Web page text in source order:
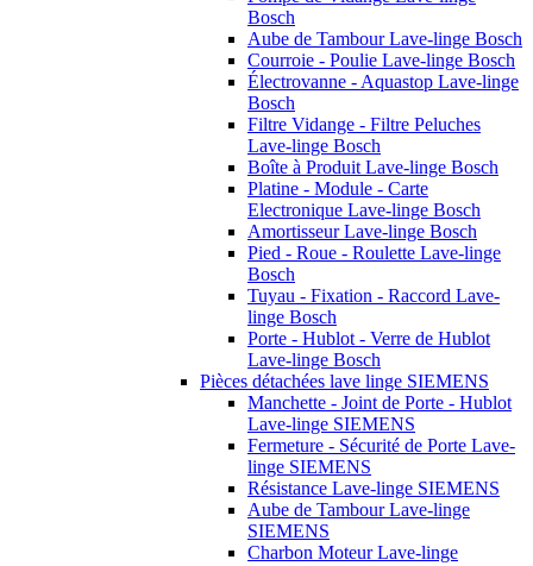
Bosch
Aube de Tambour Lave-linge Bosch
Courroie - Poulie Lave-linge Bosch
Électrovanne - Aquastop Lave-linge
Bosch
Filtre Vidange - Filtre Peluches
Lave-linge Bosch
Boîte à Produit Lave-linge Bosch
Platine - Module - Carte
Electronique Lave-linge Bosch
Amortisseur Lave-linge Bosch
Pied - Roue - Roulette Lave-linge
Bosch
Tuyau - Fixation - Raccord Lave-
linge Bosch
Porte - Hublot - Verre de Hublot
Lave-linge Bosch
Pièces détachées lave linge SIEMENS
Manchette - Joint de Porte - Hublot
Lave-linge SIEMENS
Fermeture - Sécurité de Porte Lave-
linge SIEMENS
Résistance Lave-linge SIEMENS
Aube de Tambour Lave-linge
SIEMENS
Charbon Moteur Lave-linge